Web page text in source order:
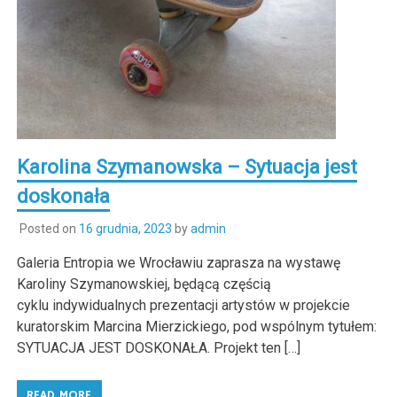
Karolina Szymanowska – Sytuacja jest
doskonała
Posted on 16 grudnia, 2023 byadmin
Galeria Entropia we Wrocławiu zaprasza na wystawę
Karoliny Szymanowskiej, będącą częścią
cyklu indywidualnych prezentacji artystów w projekcie
kuratorskim Marcina Mierzickiego, pod wspólnym tytułem:
SYTUACJA JEST DOSKONAŁA. Projekt ten […]